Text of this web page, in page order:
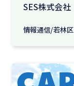
SES株式会社
情報通信/若林区